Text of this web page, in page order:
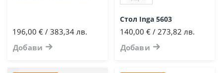
196,00 € / 383,34 лв.
Добави
Стол Inga 5603
140,00 € / 273,82 лв.
Добави